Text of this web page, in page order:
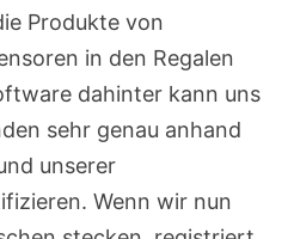
Produkte von
in den Regalen
dahinter kann uns
sehr genau anhand
unserer
Wenn wir nun